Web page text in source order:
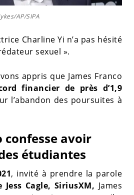
AP/SIPA
Charline Yi n’a pas hésité
sexuel ».
appris que James Franco
financier de près d’1,9
l’abandon des poursuites à
confesse avoir
étudiantes
, invité à prendre la parole
Jess Cagle, SiriusXM, James